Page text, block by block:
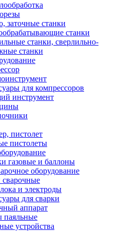
заточные станки
станки
станки, сверлильно-
станки
для компрессоров
инструмент
пистолет
пистолеты
газовые и баллоны
оборудование
и электроды
для сварки
аппарат
паяльные
устройства